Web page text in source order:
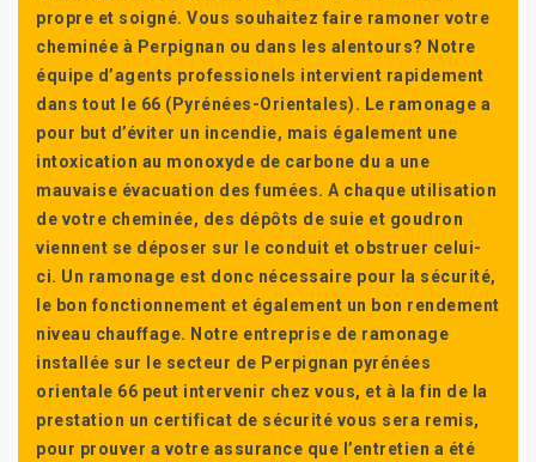
propre et soigné. Vous souhaitez faire ramoner votre
cheminée à Perpignan ou dans les alentours? Notre
équipe d’agents professionels intervient rapidement
dans tout le 66 (Pyrénées-Orientales). Le ramonage a
pour but d’éviter un incendie, mais également une
intoxication au monoxyde de carbone du a une
mauvaise évacuation des fumées. A chaque utilisation
de votre cheminée, des dépôts de suie et goudron
viennent se déposer sur le conduit et obstruer celui-
ci. Un ramonage est donc nécessaire pour la sécurité,
le bon fonctionnement et également un bon rendement
niveau chauffage. Notre entreprise de ramonage
installée sur le secteur de Perpignan pyrénées
orientale 66 peut intervenir chez vous, et à la fin de la
prestation un certificat de sécurité vous sera remis,
pour prouver a votre assurance que l’entretien a été